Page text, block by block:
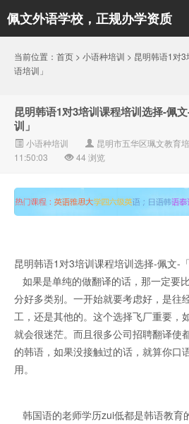
佩文外语学校，正规办学资质
就是不一样
当前位置： 首页 > 小语种培训 > 昆明韩语1对
语培训」
昆明韩语1对3培训课程培训选择-佩
训」
小语种培训 昆明市五华区珮文教育
11:50:03
44 浏览
昆明韩语1对3培训课程培训选择-佩文-
如果是单纯的做翻译的话，那一定要
分好多类别。一开始就要考虑好，是往
工，还是其他的。这个选择飞厂重要，
就会很迷茫。而且很多公司招聘翻译使
的韩语，如果没接触过的话，就算你口
用。
韩国语的老师学历zui低都是韩语教育